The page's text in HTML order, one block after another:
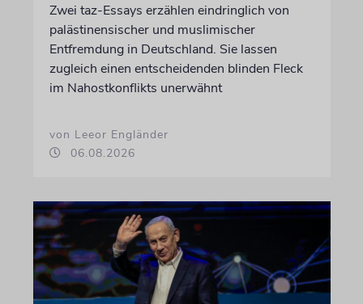
Zwei taz-Essays erzählen eindringlich von
palästinensischer und muslimischer
Entfremdung in Deutschland. Sie lassen
zugleich einen entscheidenden blinden Fleck
im Nahostkonflikts unerwähnt
von Leeor Engländer
06.08.2026